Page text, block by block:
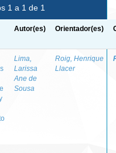
1 a 1 de 1
Autor(es) Orientador(es)
Lima,
Larissa
Ane de
Sousa
Roig, Henrique
Llacer